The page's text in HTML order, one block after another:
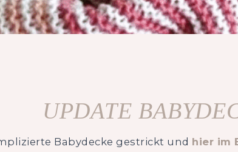
UPDATE
Babydecke gestrickt und hier im